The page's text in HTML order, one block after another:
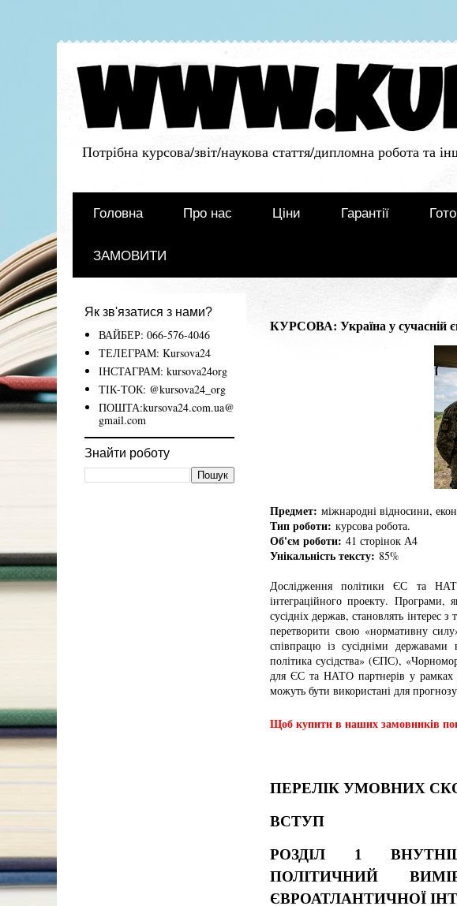
Потрібна курсова/звіт/наукова стаття/дипломна робота та
Головна Про нас Ціни Гарантії
ЗАМОВИТИ
КУРСОВА: Україна у сучасній
Предмет: міжнародні відносини,
Тип роботи: курсова робота.
Об'єм роботи: 41 сторінок А4
Унікальність тексту: 85%
Дослідження політики ЄС та
інтеграційного проекту.
сусідніх держав, становлять інтерес
перетворити свою «нормативну
співпрацю із сусідніми
політика сусідства» (ЄПС),
для ЄС та НАТО партнерів у рамках
можуть бути використані для
Щоб купити в наших замовників
ПЕРЕЛІК УМОВНИХ
ВСТУП
РОЗДІЛ 1
ПОЛІТИЧНИЙ
ЄВРОАТЛАНТИЧНОЇ
Як зв'язатися з нами?
ВАЙБЕР: 066-576-4046
ТЕЛЕГРАМ: Kursova24
ІНСТАГРАМ: kursova24org
ТІК-ТОК: @kursova24_org
ПОШТА:kursova24.com.ua@
gmail.com
Знайти роботу